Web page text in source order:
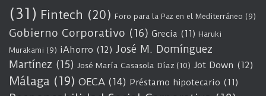
(31) Fintech (20) Foro para la Paz en el Mediterráneo (9)
Gobierno Corporativo (16) Grecia (11) Haruki
Murakami (9) iAhorro (12) José M. Domínguez
Martínez (15) José María Casasola Díaz (10) Jot Down (12)
Málaga (19) OECA (14) Préstamo hipotecario (11)